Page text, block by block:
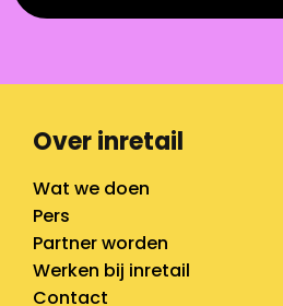
Over inretail
Wat we doen
Pers
Partner worden
Werken bij inretail
Contact